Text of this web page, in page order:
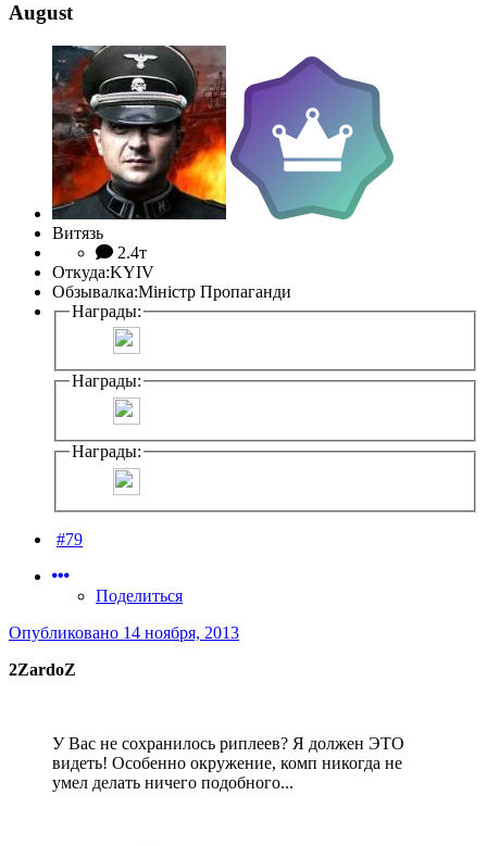
August
Витязь
2.4т
Откуда:KYIV
Обзывалка:Мiнiстр Пропаганди
Награды:
Награды:
Награды:
#79
Поделиться
Опубликовано 14 ноября, 2013
2ZardoZ
У Вас не сохранилось риплеев? Я должен ЭТО
видеть! Особенно окружение, комп никогда не
умел делать ничего подобного...